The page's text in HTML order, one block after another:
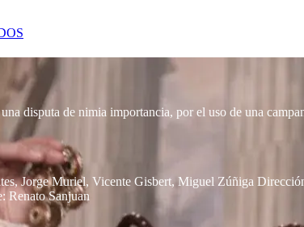
disputa de nimia importancia, por el uso de una
Jorge Muriel, Vicente Gisbert, Miguel Zúñiga
Renato Sanjuan